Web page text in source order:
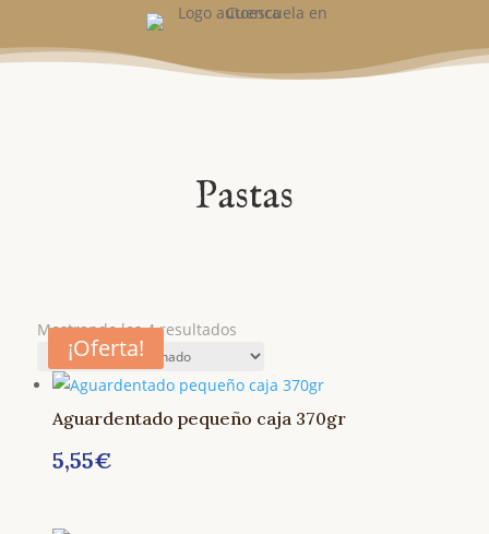
Pastas
Mostrando los 4 resultados
Aguardentado pequeño caja 370gr
5,55€
¡Oferta!